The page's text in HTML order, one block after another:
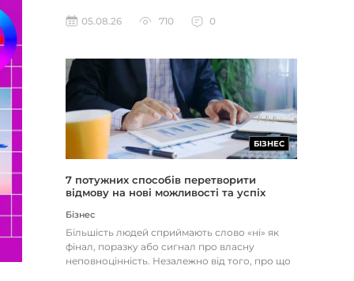
05.08.26
710 0
БІЗНЕС
7 потужних способів перетворити
відмову на нові можливості та успіх
Бізнес
Більшість людей сприймають слово «ні» як
фінал, поразку або сигнал про власну
неповноцінність. Незалежно від того, про що